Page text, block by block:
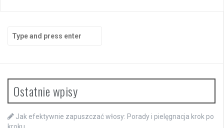
for:
Ostatnie wpisy
Jak efektywnie zapuszczać włosy: Porady i pielęgnacja krok po
kroku